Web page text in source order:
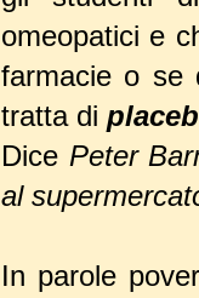
omeopatici e
farmacie o se
tratta di
Dice Peter
al
In parole